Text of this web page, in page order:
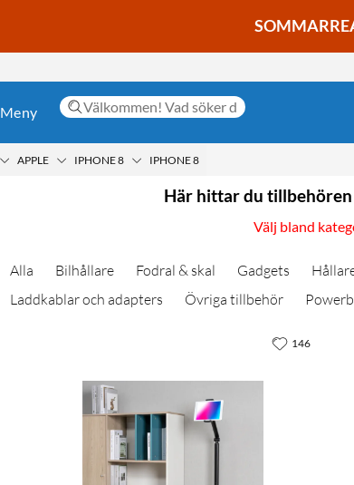
Meny
APPLE IPHONE 8 IPHONE 8
Här hittar du
Välj bland
Alla Bilhållare Fodral & skal Gadgets
Laddkablar och adapters
Övriga tillbehör
146